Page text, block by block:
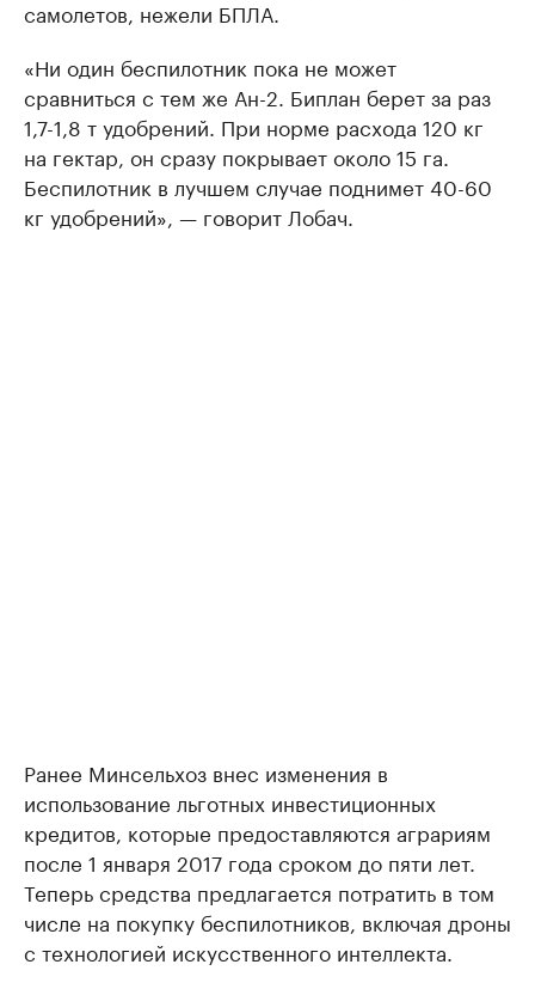
самолетов, нежели БПЛА.
«Ни один беспилотник пока не может
сравниться с тем же Ан-2. Биплан берет за раз
1,7-1,8 т удобрений. При норме расхода 120 кг
на гектар, он сразу покрывает около 15 га.
Беспилотник в лучшем случае поднимет 40-60
кг удобрений», — говорит Лобач.
Ранее Минсельхоз внес изменения в
использование льготных инвестиционных
кредитов, которые предоставляются аграриям
после 1 января 2017 года сроком до пяти лет.
Теперь средства предлагается потратить в том
числе на покупку беспилотников, включая дроны
с технологией искусственного интеллекта.